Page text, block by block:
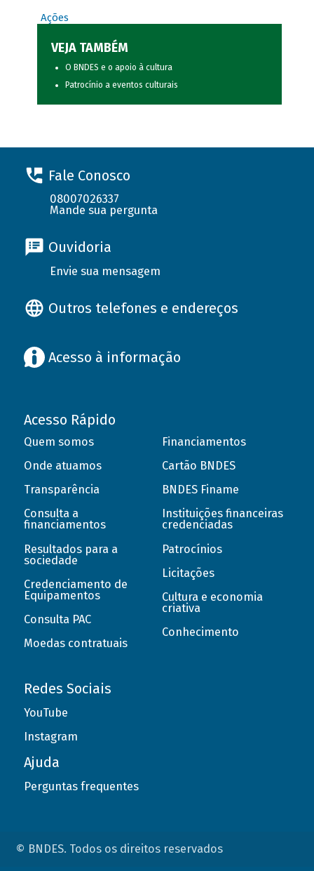
Ações
VEJA TAMBÉM
O BNDES e o apoio à cultura
Patrocínio a eventos culturais
Fale Conosco
08007026337
Mande sua pergunta
Ouvidoria
Envie sua mensagem
Outros telefones e endereços
Acesso à informação
Acesso Rápido
Quem somos
Onde atuamos
Transparência
Consulta a
financiamentos
Resultados para a
sociedade
Credenciamento de
Equipamentos
Consulta PAC
Moedas contratuais
Financiamentos
Cartão BNDES
BNDES Finame
Instituições financeiras
credenciadas
Patrocínios
Licitações
Cultura e economia
criativa
Conhecimento
Redes Sociais
YouTube
Instagram
Ajuda
Perguntas frequentes
© BNDES. Todos os direitos reservados